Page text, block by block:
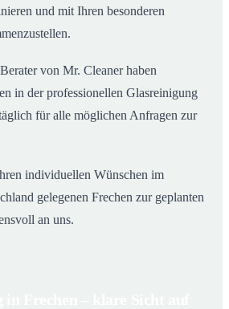
und mit Ihren besonderen
von Mr. Cleaner haben
in der professionellen Glasreinigung
für alle möglichen Anfragen zur
individuellen Wünschen im
gelegenen Frechen zur geplanten
an uns.